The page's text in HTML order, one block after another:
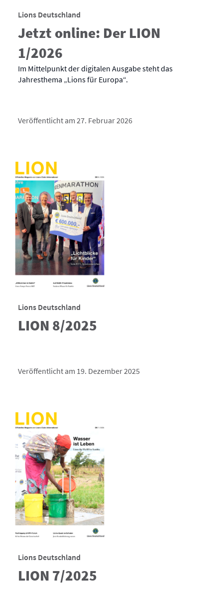
Lions Deutschland
Jetzt online: Der LION
1/2026
Im Mittelpunkt der digitalen Ausgabe steht das
Jahresthema „Lions für Europa“.
Veröffentlicht am 27. Februar 2026
Lions Deutschland
LION 8/2025
Veröffentlicht am 19. Dezember 2025
Lions Deutschland
LION 7/2025